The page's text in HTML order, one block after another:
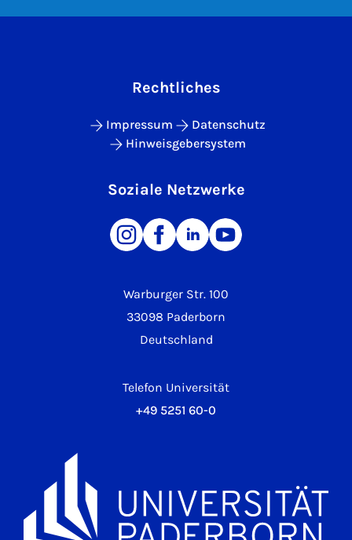
Warburger Str. 100
33098 Paderborn
Deutschland
Telefon Universität
+49 5251 60-0
Rechtliches
Impressum
Datenschutz
Hinweisgebersystem
Soziale Netzwerke